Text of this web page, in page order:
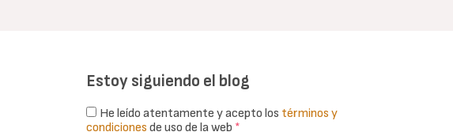
Estoy siguiendo el blog
He leído atentamente y acepto los términos y
condiciones de uso de la web *